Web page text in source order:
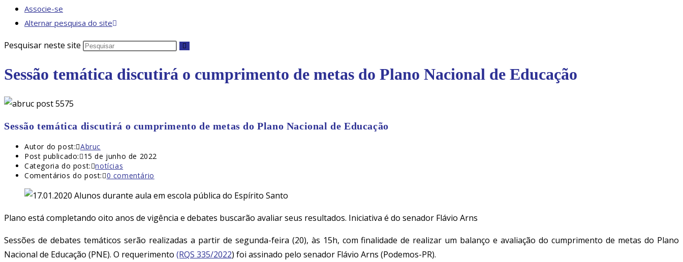
Associe-se
Alternar pesquisa do site
Pesquisar neste site
Sessão temática discutirá o cumprimento de metas do Plano Nacional de Educação
Sessão temática discutirá o cumprimento de metas do Plano Nacional de Educação
Autor do post: Abruc
Post publicado:
15 de junho de 2022
Categoria do post: notícias
Comentários do post: 0 comentário
Plano está completando oito anos de vigência e debates buscarão avaliar seus resultados. Iniciativa é do senador Flávio Arns
Sessões de debates temáticos serão realizadas a partir de segunda-feira (20), às 15h, com finalidade de realizar um balanço e avaliação do cumprimento de metas do Plano
Nacional de Educação (PNE). O requerimento (RQS 335/2022) foi assinado pelo senador Flávio Arns (Podemos-PR).